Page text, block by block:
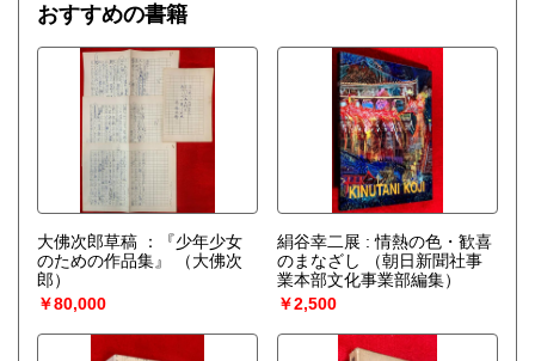
おすすめの書籍
大佛次郎草稿 ：『少年少女
のための作品集』
（大佛次
郎）
￥80,000
絹谷幸二展 : 情熱の色・歓喜
のまなざし
（朝日新聞社事
業本部文化事業部編集）
￥2,500